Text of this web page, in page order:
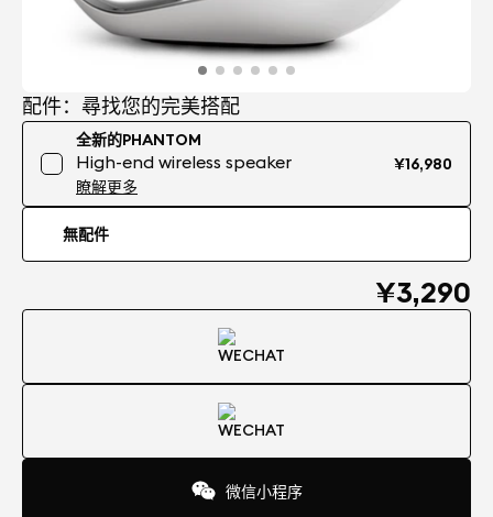
配件：尋找您的完美搭配
全新的PHANTOM
High-end wireless speaker
瞭解更多
¥16,980
無配件
¥3,290
微信小程序